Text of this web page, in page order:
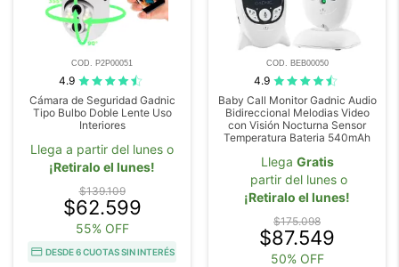
COD. P2P00051
4.9
Cámara de Seguridad Gadnic
Tipo Bulbo Doble Lente Uso
Interiores
Llega a partir del lunes o
¡Retiralo el lunes!
$139.109
$62.599
55% OFF
DESDE 6 CUOTAS SIN INTERÉS
COD. BEB00050
4.9
Baby Call Monitor Gadnic Audio
Bidireccional Melodias Video
con Visión Nocturna Sensor
Temperatura Bateria 540mAh
Llega Gratis
partir del lunes o
¡Retiralo el lunes!
$175.098
$87.549
50% OFF